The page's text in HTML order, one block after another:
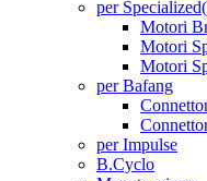
per Specialized
Motori
Motori
Motori
per Bafang
per Impulse
B.Cyclo